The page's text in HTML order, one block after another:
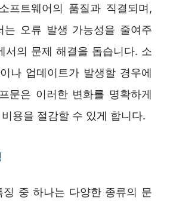
프트웨어의 품질과 직결되며,
는 오류 발생 가능성을 줄여주
서의 문제 해결을 돕습니다. 소
나 업데이트가 발생할 경우에
문은 이러한 변화를 명확하게
용을 절감할 수 있게 합니다.
징 중 하나는 다양한 종류의 문